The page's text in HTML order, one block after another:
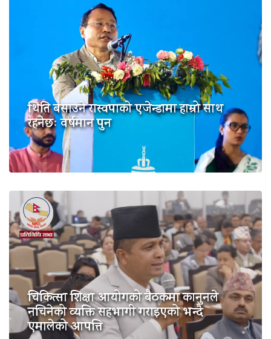
थिति बसाउने रास्वपाको एजेन्डामा हाम्रो साथ
रहनेछः वर्षमान पुन
चिकित्सा शिक्षा आयोगको बैठकमा कानुनले
नचिनेको व्यक्ति सहभागी गराइएको भन्दै
एमालेको आपत्ति